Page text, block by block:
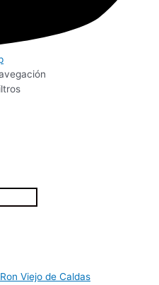
Ron Viejo de Caldas